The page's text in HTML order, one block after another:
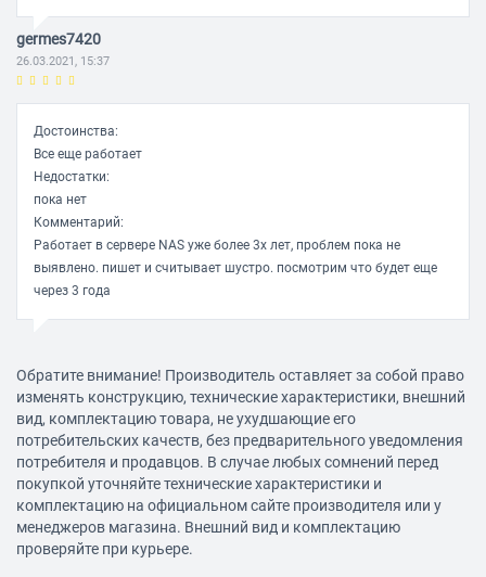
Ударостойкость при работе
65 G
Ударостойкость при хранении
250 G
Уровень шума простоя
23 дБ
Уровень шума работы
24 дБ
Время наработки на отказ
1000000 ч
Максимальная рабочая температура
Дополнительно
Потребляемая мощность
4.40 Вт
Размеры (ШхВхД)
101.6x26.1x147 мм
germes7420
26.03.2021, 15:37
Достоинства:
Все еще работает
Недостатки:
пока нет
Комментарий:
Работает в сервере NAS уже более 3х лет, проблем пока не
выявлено. пишет и считывает шустро. посмотрим что будет еще
через 3 года
Достоинства:
Гарантийный срок отработал без проблем в домашнем NAS.
Недостатки:
~4 года и 13 000 часов работы и бэдблоки, да так, что NAS
нормально не дает работать, просит заменить. Утилита WD Data
Lifeguard Diagnostics при полной проверке тоже сообщает о
Обратите внимание! Производитель оставляет за собой право
изменять конструкцию, технические характеристики, внешний
вид, комплектацию товара, не ухудшающие его
потребительских качеств, без предварительного уведомления
потребителя и продавцов. В случае любых сомнений перед
покупкой уточняйте технические характеристики и
комплектацию на официальном сайте производителя или у
менеджеров магазина. Внешний вид и комплектацию
проверяйте при курьере.